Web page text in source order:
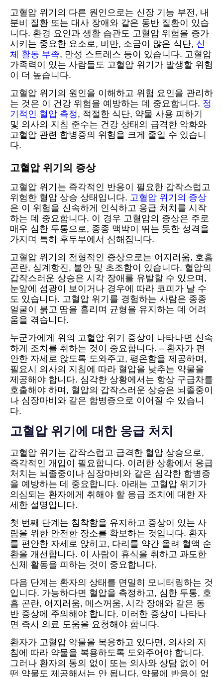
고혈압 위기의 다른 원인으로는 신장 기능 부전, 내
분비 질환 또는 대사 장애와 같은 동반 질환이 있습
니다. 환경 요인과 생활 습관도 고혈압 위험을 증가
시키는 중요한 요소로, 비만, 소금이 많은 식단, 신
체 활동 부족, 만성 스트레스 등이 있습니다. 고혈압
가족력이 있는 사람들도 고혈압 위기가 발생할 위험
이 더 높습니다.
고혈압 위기의 원인을 이해하고 위험 요인을 관리하
는 것은 이 건강 위험을 예방하는 데 중요합니다. 정
기적인 혈압 측정, 적절한 식단, 약물 사용 피하기
및 의사의 지침 준수는 건강 상태의 급격한 악화와
고혈압 관련 합병증의 위험을 크게 줄일 수 있습니
다.
고혈압 위기의 증상
고혈압 위기는 즉각적인 반응이 필요한 갑작스럽고
위험한 혈압 상승 상태입니다. 고혈압 위기의 증상
은 이 위험을 신속하게 인식하고 응급 처치를 시작
하는 데 중요합니다. 이 경우 고혈압의 증상은 주로
매우 심한 두통으로, 종종 맥박이 뛰는 듯한 성격을
가지며 특히 후두부에서 심해집니다.
고혈압 위기의 전형적인 증상으로는 어지러움, 호흡
곤란, 심계항진, 불안 및 초조함이 있습니다. 혈압의
갑작스러운 상승은 시각 장애를 유발할 수 있으며,
눈앞에 섬광이 보이거나 경우에 따라 코피가 날 수
도 있습니다. 고혈압 위기를 경험하는 사람은 종종
얼굴이 붉고 땀을 흘리며 균형을 유지하는 데 어려
움을 겪습니다.
누군가에게 위의 고혈압 위기 증상이 나타나면 신속
하게 조치를 취하는 것이 중요합니다. – 환자가 편
안한 자세로 앉도록 도와주고, 평온함을 제공하며,
필요시 의사의 지침에 따라 혈압을 낮추는 약물을
제공해야 합니다. 심각한 상황에서는 항상 구급차를
호출해야 하며, 혈압의 갑작스러운 상승은 뇌졸중이
나 심장마비와 같은 합병증으로 이어질 수 있습니
다.
고혈압 위기에 대한 응급 처치
고혈압 위기는 갑작스럽고 급격한 혈압 상승으로,
즉각적인 개입이 필요합니다. 이러한 상황에서 응급
처치는 뇌졸중이나 심장마비와 같은 심각한 합병증
을 예방하는 데 중요합니다. 아래는 고혈압 위기가
의심되는 환자에게 취해야 할 응급 조치에 대한 자
세한 설명입니다.
첫 번째 단계는 침착함을 유지하고 증상이 있는 사
람을 위한 안전한 장소를 확보하는 것입니다. 환자
를 편안한 자세로 앉히고, 다리를 약간 올려 혈액 순
환을 개선합니다. 이 사람이 휴식을 취하고 과도한
신체 활동을 피하는 것이 중요합니다.
다음 단계는 환자의 상태를 면밀히 모니터링하는 것
입니다. 가능하다면 혈압을 측정하고, 심한 두통, 호
흡 곤란, 어지러움, 메스꺼움, 시각 장애와 같은 동
반 증상에 주의해야 합니다. 이러한 증상이 나타나
면 즉시 의료 도움을 요청해야 합니다.
환자가 고혈압 약물을 복용하고 있다면, 의사의 지
침에 따라 약물을 복용하도록 도와주어야 합니다.
그러나 환자의 동의 없이 또는 의사와 상담 없이 어
떤 약물도 제공해서는 안 됩니다. 약물에 반응이 없